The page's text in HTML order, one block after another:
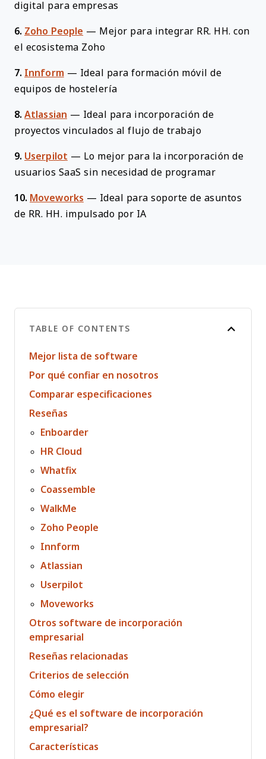
digital para empresas
6. Zoho People — Mejor para integrar RR. HH. con
el ecosistema Zoho
7. Innform — Ideal para formación móvil de
equipos de hostelería
8. Atlassian — Ideal para incorporación de
proyectos vinculados al flujo de trabajo
9. Userpilot — Lo mejor para la incorporación de
usuarios SaaS sin necesidad de programar
10. Moveworks — Ideal para soporte de asuntos
de RR. HH. impulsado por IA
TABLE OF CONTENTS
Mejor lista de software
Por qué confiar en nosotros
Comparar especificaciones
Reseñas
Enboarder
HR Cloud
Whatfix
Coassemble
WalkMe
Zoho People
Innform
Atlassian
Userpilot
Moveworks
Otros software de incorporación
empresarial
Reseñas relacionadas
Criterios de selección
Cómo elegir
¿Qué es el software de incorporación
empresarial?
Características